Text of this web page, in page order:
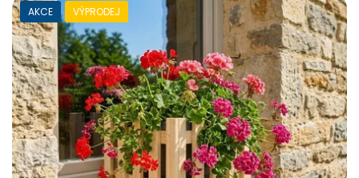
AKCE VÝPRODEJ